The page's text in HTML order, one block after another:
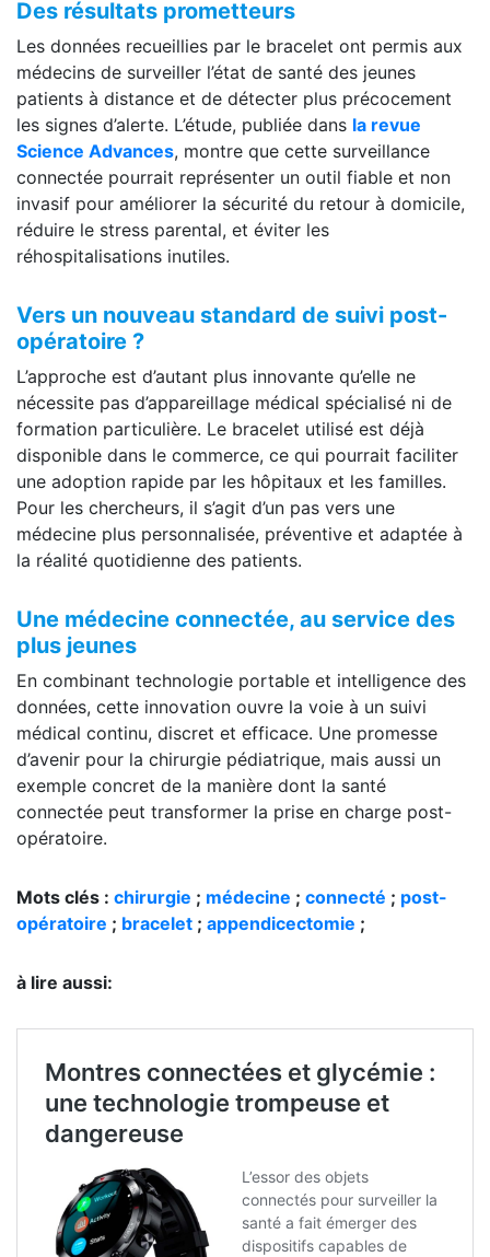
Des résultats prometteurs
Les données recueillies par le bracelet ont permis aux
médecins de surveiller l’état de santé des jeunes
patients à distance et de détecter plus précocement
les signes d’alerte. L’étude, publiée dans la revue
Science Advances, montre que cette surveillance
connectée pourrait représenter un outil fiable et non
invasif pour améliorer la sécurité du retour à domicile,
réduire le stress parental, et éviter les
réhospitalisations inutiles.
Vers un nouveau standard de suivi post-
opératoire ?
L’approche est d’autant plus innovante qu’elle ne
nécessite pas d’appareillage médical spécialisé ni de
formation particulière. Le bracelet utilisé est déjà
disponible dans le commerce, ce qui pourrait faciliter
une adoption rapide par les hôpitaux et les familles.
Pour les chercheurs, il s’agit d’un pas vers une
médecine plus personnalisée, préventive et adaptée à
la réalité quotidienne des patients.
Une médecine connectée, au service des
plus jeunes
En combinant technologie portable et intelligence des
données, cette innovation ouvre la voie à un suivi
médical continu, discret et efficace. Une promesse
d’avenir pour la chirurgie pédiatrique, mais aussi un
exemple concret de la manière dont la santé
connectée peut transformer la prise en charge post-
opératoire.
Mots clés : chirurgie ; médecine ; connecté ; post-
opératoire ; bracelet ; appendicectomie ;
à lire aussi: